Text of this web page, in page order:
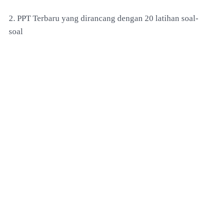
2. PPT Terbaru yang dirancang dengan 20 latihan soal-
soal